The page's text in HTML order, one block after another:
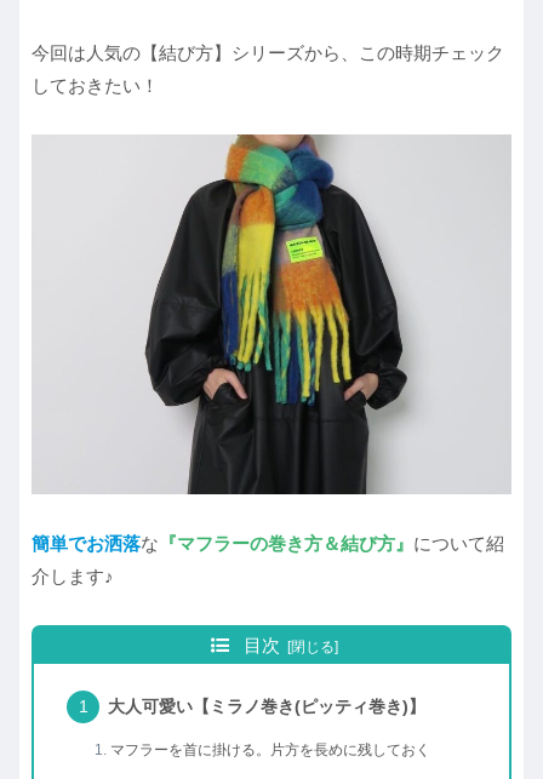
今回は人気の【結び方】シリーズから、この時期チェック
しておきたい！
簡単でお洒落な 『マフラーの巻き方＆結び方』 について紹
介します♪
目次
大人可愛い【ミラノ巻き(ピッティ巻き)】
マフラーを首に掛ける。片方を長めに残しておく